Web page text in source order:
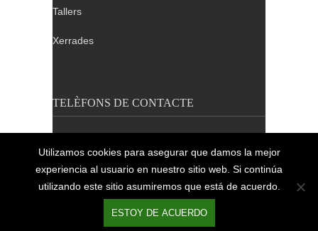
Tallers
Xerrades
TELÈFONS DE CONTACTE
Barcelona: 932 640 655
Tarragona: 689 411 324
Lleida i Girona: 689 411 324
2014 © APFSCAT
Utilizamos cookies para asegurar que damos la mejor
experiencia al usuario en nuestro sitio web. Si continúa
utilizando este sitio asumiremos que está de acuerdo.
ESTOY DE ACUERDO